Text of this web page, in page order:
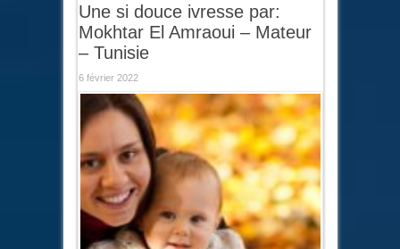
Une si douce ivresse par:
Mokhtar El Amraoui – Mateur
– Tunisie
6 février 2022